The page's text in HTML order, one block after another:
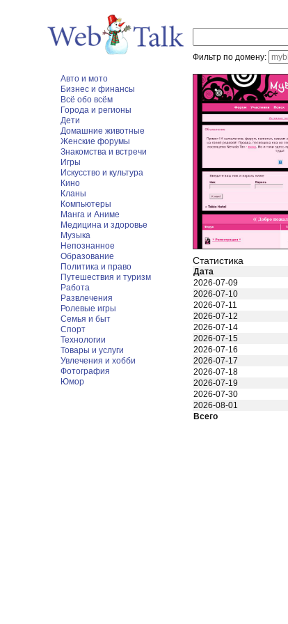
Фильтр по домену:
Авто и мото
Бизнес и финансы
Всё обо всём
Города и регионы
Дети
Домашние животные
Женские форумы
Знакомства и встречи
Игры
Искусство и культура
Кино
Кланы
Компьютеры
Манга и Аниме
Медицина и здоровье
Музыка
Непознанное
Образование
Политика и право
Путешествия и туризм
Работа
Развлечения
Ролевые игры
Семья и быт
Спорт
Технологии
Товары и услуги
Увлечения и хобби
Фотография
Юмор
Статистика
Дата
2026-07-09
2026-07-10
2026-07-11
2026-07-12
2026-07-14
2026-07-15
2026-07-16
2026-07-17
2026-07-18
2026-07-19
2026-07-30
2026-08-01
Всего